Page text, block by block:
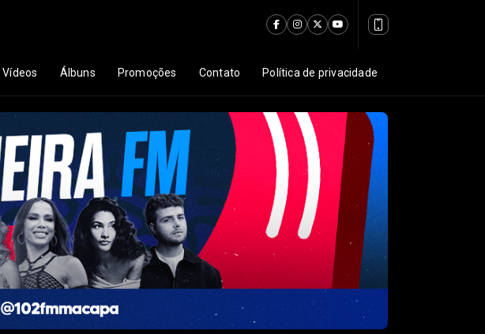
Vídeos Álbuns Promoções Contato Política de privacidade